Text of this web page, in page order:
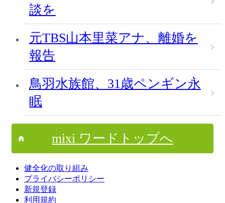
談を
元TBS山本里菜アナ、離婚を
報告
鳥羽水族館、31歳ペンギン永
眠
mixi ワードトップへ
健全化の取り組み
プライバシーポリシー
新規登録
利用規約